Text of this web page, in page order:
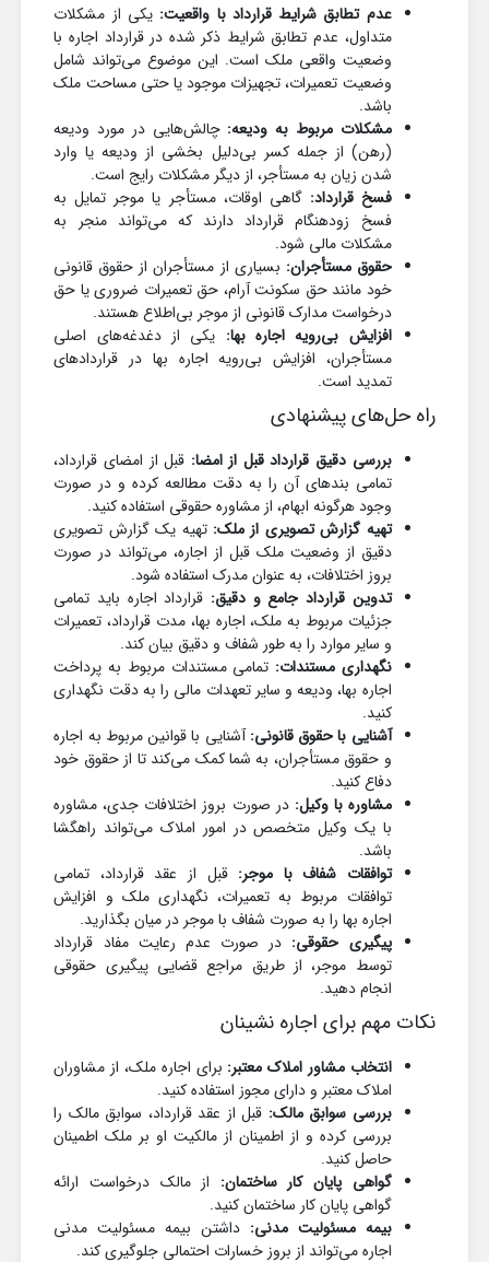
عدم تطابق شرایط قرارداد با واقعیت: یکی از مشکلات
متداول، عدم تطابق شرایط ذکر شده در قرارداد اجاره با
وضعیت واقعی ملک است. این موضوع می‌تواند شامل
وضعیت تعمیرات، تجهیزات موجود یا حتی مساحت ملک
باشد.
مشکلات مربوط به ودیعه: چالش‌هایی در مورد ودیعه
(رهن) از جمله کسر بی‌دلیل بخشی از ودیعه یا وارد
شدن زیان به مستأجر، از دیگر مشکلات رایج است.
فسخ قرارداد: گاهی اوقات، مستأجر یا موجر تمایل به
فسخ زودهنگام قرارداد دارند که می‌تواند منجر به
مشکلات مالی شود.
حقوق مستأجران: بسیاری از مستأجران از حقوق قانونی
خود مانند حق سکونت آرام، حق تعمیرات ضروری یا حق
درخواست مدارک قانونی از موجر بی‌اطلاع هستند.
افزایش بی‌رویه اجاره بها: یکی از دغدغه‌های اصلی
مستأجران، افزایش بی‌رویه اجاره بها در قراردادهای
تمدید است.
راه حل‌های پیشنهادی
بررسی دقیق قرارداد قبل از امضا: قبل از امضای قرارداد،
تمامی بندهای آن را به دقت مطالعه کرده و در صورت
وجود هرگونه ابهام، از مشاوره حقوقی استفاده کنید.
تهیه گزارش تصویری از ملک: تهیه یک گزارش تصویری
دقیق از وضعیت ملک قبل از اجاره، می‌تواند در صورت
بروز اختلافات، به عنوان مدرک استفاده شود.
تدوین قرارداد جامع و دقیق: قرارداد اجاره باید تمامی
جزئیات مربوط به ملک، اجاره بها، مدت قرارداد، تعمیرات
و سایر موارد را به طور شفاف و دقیق بیان کند.
نگهداری مستندات: تمامی مستندات مربوط به پرداخت
اجاره بها، ودیعه و سایر تعهدات مالی را به دقت نگهداری
کنید.
آشنایی با حقوق قانونی:آشنایی با قوانین مربوط به اجاره
و حقوق مستأجران، به شما کمک می‌کند تا از حقوق خود
دفاع کنید.
مشاوره با وکیل: در صورت بروز اختلافات جدی، مشاوره
با یک وکیل متخصص در امور املاک می‌تواند راهگشا
باشد.
توافقات شفاف با موجر: قبل از عقد قرارداد، تمامی
توافقات مربوط به تعمیرات، نگهداری ملک و افزایش
اجاره بها را به صورت شفاف با موجر در میان بگذارید.
پیگیری حقوقی: در صورت عدم رعایت مفاد قرارداد
توسط موجر، از طریق مراجع قضایی پیگیری حقوقی
انجام دهید.
نکات مهم برای اجاره نشینان
انتخاب مشاور املاک معتبر: برای اجاره ملک، از مشاوران
املاک معتبر و دارای مجوز استفاده کنید.
بررسی سوابق مالک: قبل از عقد قرارداد، سوابق مالک را
بررسی کرده و از اطمینان از مالکیت او بر ملک اطمینان
حاصل کنید.
گواهی پایان کار ساختمان: از مالک درخواست ارائه
گواهی پایان کار ساختمان کنید.
بیمه مسئولیت مدنی: داشتن بیمه مسئولیت مدنی
اجاره می‌تواند از بروز خسارات احتمالی جلوگیری کند.